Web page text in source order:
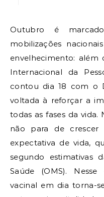
Outubro é marcado por duas importantes
mobilizações
envelhecimento: além
Internacional da
contou dia 18 com o
voltada à reforçar a
todas as fases da vida.
não para de
expectativa de vida,
segundo estimativas
Saúde (OMS).
vacinal em dia torna-